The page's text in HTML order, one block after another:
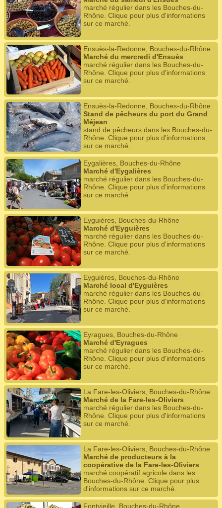
marché régulier dans les Bouches-du-
Rhône. Clique pour plus d'informations
sur ce marché.
Ensuès-la-Redonne, Bouches-du-Rhône
Marché du mercredi d'Ensuès
marché régulier dans les Bouches-du-
Rhône. Clique pour plus d'informations
sur ce marché.
Ensuès-la-Redonne, Bouches-du-Rhône
Stand de pêcheurs du port du Grand
Méjean
stand de pêcheurs dans les Bouches-du-
Rhône. Clique pour plus d'informations
sur ce marché.
Eygalières, Bouches-du-Rhône
Marché d'Eygalières
marché régulier dans les Bouches-du-
Rhône. Clique pour plus d'informations
sur ce marché.
Eyguières, Bouches-du-Rhône
Marché d'Eyguières
marché régulier dans les Bouches-du-
Rhône. Clique pour plus d'informations
sur ce marché.
Eyguières, Bouches-du-Rhône
Marché local d'Eyguières
marché régulier dans les Bouches-du-
Rhône. Clique pour plus d'informations
sur ce marché.
Eyragues, Bouches-du-Rhône
Marché d'Eyragues
marché régulier dans les Bouches-du-
Rhône. Clique pour plus d'informations
sur ce marché.
La Fare-les-Oliviers, Bouches-du-Rhône
Marché de la Fare-les-Oliviers
marché régulier dans les Bouches-du-
Rhône. Clique pour plus d'informations
sur ce marché.
La Fare-les-Oliviers, Bouches-du-Rhône
Marché de producteurs à la
coopérative de la Fare-les-Oliviers
marché coopératif agricole dans les
Bouches-du-Rhône. Clique pour plus
d'informations sur ce marché.
Fontvieille, Bouches-du-Rhône